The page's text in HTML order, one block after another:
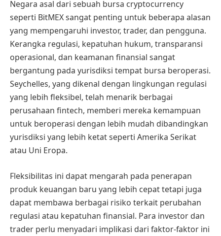
Negara asal dari sebuah bursa cryptocurrency
seperti BitMEX sangat penting untuk beberapa alasan
yang mempengaruhi investor, trader, dan pengguna.
Kerangka regulasi, kepatuhan hukum, transparansi
operasional, dan keamanan finansial sangat
bergantung pada yurisdiksi tempat bursa beroperasi.
Seychelles, yang dikenal dengan lingkungan regulasi
yang lebih fleksibel, telah menarik berbagai
perusahaan fintech, memberi mereka kemampuan
untuk beroperasi dengan lebih mudah dibandingkan
yurisdiksi yang lebih ketat seperti Amerika Serikat
atau Uni Eropa.
Fleksibilitas ini dapat mengarah pada penerapan
produk keuangan baru yang lebih cepat tetapi juga
dapat membawa berbagai risiko terkait perubahan
regulasi atau kepatuhan finansial. Para investor dan
trader perlu menyadari implikasi dari faktor-faktor ini